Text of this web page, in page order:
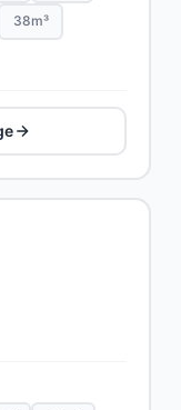
38m³